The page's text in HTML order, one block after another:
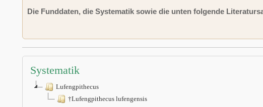
Die Funddaten, die Systematik sowie die unten folgende
Systematik
Lufengpithecus
†Lufengpithecus lufengensis